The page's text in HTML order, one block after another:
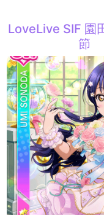
LoveLive SIF 園
節